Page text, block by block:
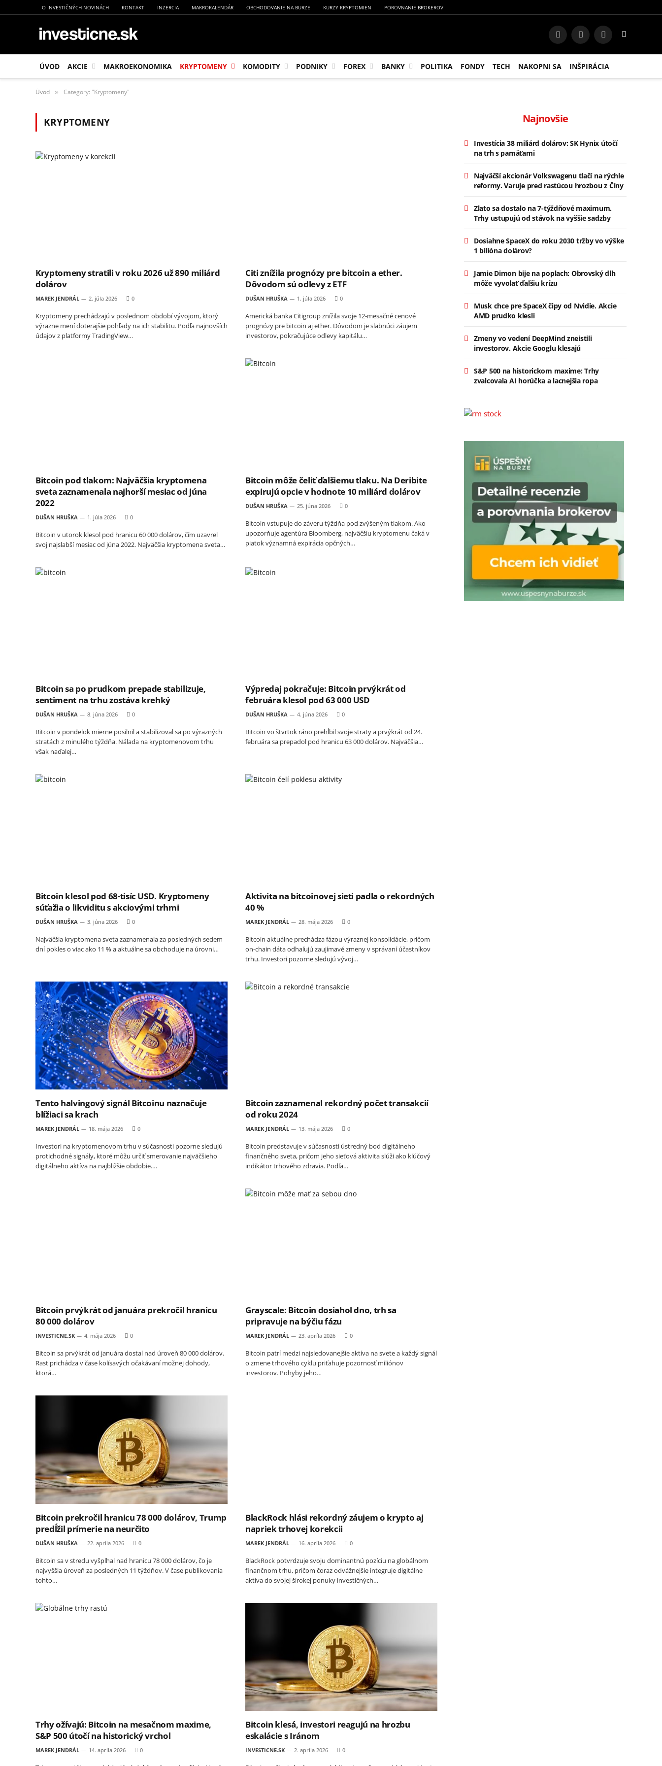
O INVESTIČNÝCH NOVINÁCH KONTAKT INZERCIA MAKROKALENDÁR OBCHODOVANIE NA BURZE KURZY KRYPTOMIEN POROVNANIE BROKEROV
FacebookInstagram
RSS
ÚVOD AKCIE MAKROEKONOMIKA KRYPTOMENY KOMODITY PODNIKY FOREX BANKY POLITIKA FONDY TECH NAKOPNI SA INŠPIRÁCIA
Úvod » Category: "Kryptomeny"
KRYPTOMENY
Kryptomeny stratili v roku 2026 už 890 miliárd
dolárov
MAREK JENDRÁL 2. júla 2026 0
Kryptomeny prechádzajú v poslednom období vývojom, ktorý
výrazne mení doterajšie pohľady na ich stabilitu. Podľa najnovších
údajov z platformy TradingView…
Citi znížila prognózy pre bitcoin a ether.
Dôvodom sú odlevy z ETF
DUŠAN HRUŠKA 1. júla 2026 0
Americká banka Citigroup znížila svoje 12-mesačné cenové
prognózy pre bitcoin aj ether. Dôvodom je slabnúci záujem
investorov, pokračujúce odlevy kapitálu…
Bitcoin pod tlakom: Najväčšia kryptomena
sveta zaznamenala najhorší mesiac od júna
2022
DUŠAN HRUŠKA 1. júla 2026 0
Bitcoin v utorok klesol pod hranicu 60 000 dolárov, čím uzavrel
svoj najslabší mesiac od júna 2022. Najväčšia kryptomena sveta…
Bitcoin môže čeliť ďalšiemu tlaku. Na Deribite
expirujú opcie v hodnote 10 miliárd dolárov
DUŠAN HRUŠKA 25. júna 2026 0
Bitcoin vstupuje do záveru týždňa pod zvýšeným tlakom. Ako
upozorňuje agentúra Bloomberg, najväčšiu kryptomenu čaká v
piatok významná expirácia opčných…
Bitcoin sa po prudkom prepade stabilizuje,
sentiment na trhu zostáva krehký
DUŠAN HRUŠKA 8. júna 2026 0
Bitcoin v pondelok mierne posilnil a stabilizoval sa po výrazných
stratách z minulého týždňa. Nálada na kryptomenovom trhu
však naďalej…
Výpredaj pokračuje: Bitcoin prvýkrát od
februára klesol pod 63 000 USD
DUŠAN HRUŠKA 4. júna 2026 0
Bitcoin vo štvrtok ráno prehĺbil svoje straty a prvýkrát od 24.
februára sa prepadol pod hranicu 63 000 dolárov. Najväčšia…
Bitcoin klesol pod 68-tisíc USD. Kryptomeny
súťažia o likviditu s akciovými trhmi
DUŠAN HRUŠKA 3. júna 2026 0
Najväčšia kryptomena sveta zaznamenala za posledných sedem
dní pokles o viac ako 11 % a aktuálne sa obchoduje na úrovni…
Aktivita na bitcoinovej sieti padla o rekordných
40 %
MAREK JENDRÁL 28. mája 2026 0
Bitcoin aktuálne prechádza fázou výraznej konsolidácie, pričom
on-chain dáta odhaľujú zaujímavé zmeny v správaní účastníkov
trhu. Investori pozorne sledujú vývoj…
Tento halvingový signál Bitcoinu naznačuje
blížiaci sa krach
MAREK JENDRÁL 18. mája 2026 0
Investori na kryptomenovom trhu v súčasnosti pozorne sledujú
protichodné signály, ktoré môžu určiť smerovanie najväčšieho
digitálneho aktíva na najbližšie obdobie.…
Bitcoin zaznamenal rekordný počet transakcií
od roku 2024
MAREK JENDRÁL 13. mája 2026 0
Bitcoin predstavuje v súčasnosti ústredný bod digitálneho
finančného sveta, pričom jeho sieťová aktivita slúži ako kľúčový
indikátor trhového zdravia. Podľa…
Bitcoin prvýkrát od januára prekročil hranicu
80 000 dolárov
INVESTICNE.SK 4. mája 2026 0
Bitcoin sa prvýkrát od januára dostal nad úroveň 80 000 dolárov.
Rast prichádza v čase kolísavých očakávaní možnej dohody,
ktorá…
Grayscale: Bitcoin dosiahol dno, trh sa
pripravuje na býčiu fázu
MAREK JENDRÁL 23. apríla 2026 0
Bitcoin patrí medzi najsledovanejšie aktíva na svete a každý signál
o zmene trhového cyklu priťahuje pozornosť miliónov
investorov. Pohyby jeho…
Bitcoin prekročil hranicu 78 000 dolárov, Trump
predĺžil prímerie na neurčito
DUŠAN HRUŠKA 22. apríla 2026 0
Bitcoin sa v stredu vyšplhal nad hranicu 78 000 dolárov, čo je
najvyššia úroveň za posledných 11 týždňov. V čase publikovania
tohto…
BlackRock hlási rekordný záujem o krypto aj
napriek trhovej korekcii
MAREK JENDRÁL 16. apríla 2026 0
BlackRock potvrdzuje svoju dominantnú pozíciu na globálnom
finančnom trhu, pričom čoraz odvážnejšie integruje digitálne
aktíva do svojej širokej ponuky investičných…
Trhy ožívajú: Bitcoin na mesačnom maxime,
S&P 500 útočí na historický vrchol
MAREK JENDRÁL 14. apríla 2026 0
Bitcoin klesá, investori reagujú na hrozbu
eskalácie s Iránom
INVESTICNE.SK 2. apríla 2026 0
Najnovšie
Investícia 38 miliárd dolárov: SK Hynix útočí
na trh s pamäťami
Najväčší akcionár Volkswagenu tlačí na rýchle
reformy. Varuje pred rastúcou hrozbou z Číny
Zlato sa dostalo na 7-týždňové maximum.
Trhy ustupujú od stávok na vyššie sadzby
Dosiahne SpaceX do roku 2030 tržby vo výške
1 bilióna dolárov?
Jamie Dimon bije na poplach: Obrovský dlh
môže vyvolať ďalšiu krízu
Musk chce pre SpaceX čipy od Nvidie. Akcie
AMD prudko klesli
Zmeny vo vedení DeepMind zneistili
investorov. Akcie Googlu klesajú
S&P 500 na historickom maxime: Trhy
zvalcovala AI horúčka a lacnejšia ropa